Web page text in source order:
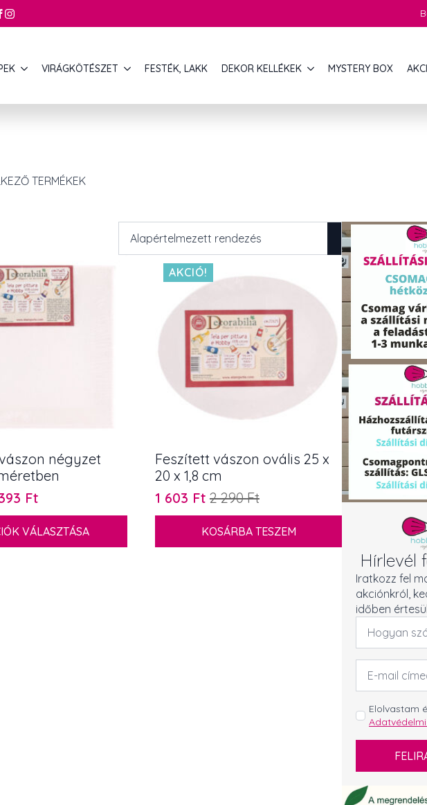
VIRÁGKÖTÉSZET FESTÉK, LAKK DEKOR KELLÉKEK MYSTERY BOX
TERMÉKEK
négyzet
Ft
VÁLASZTÁSA
AKCIÓ!
Feszített vászon ovális 25 x
20 x 1,8 cm
2 290Ft
Original
1 603 Ft
Current
KOSÁRBA TESZEM
Hírlevél
Iratkozz fel
akciónkról,
időben
Név
Email
cím
GDPR
*
Elolvastam